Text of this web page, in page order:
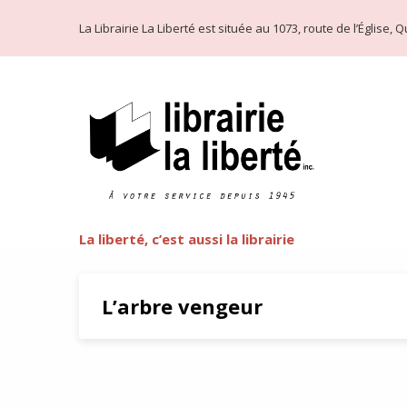
La Librairie La Liberté est située au 1073, route de l’Église,
La liberté, c’est aussi la librairie
L’arbre vengeur